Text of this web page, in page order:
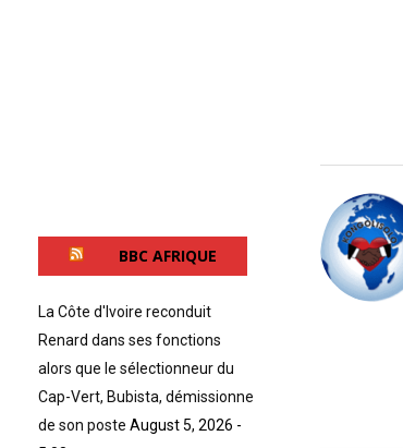
BBC AFRIQUE
La Côte d'Ivoire reconduit
Renard dans ses fonctions
alors que le sélectionneur du
Cap-Vert, Bubista, démissionne
de son poste August 5, 2026 -